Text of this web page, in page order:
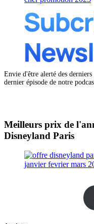
Envie d'être alerté des
dernier épisode de notre
Meilleurs prix de
Disneyland Paris